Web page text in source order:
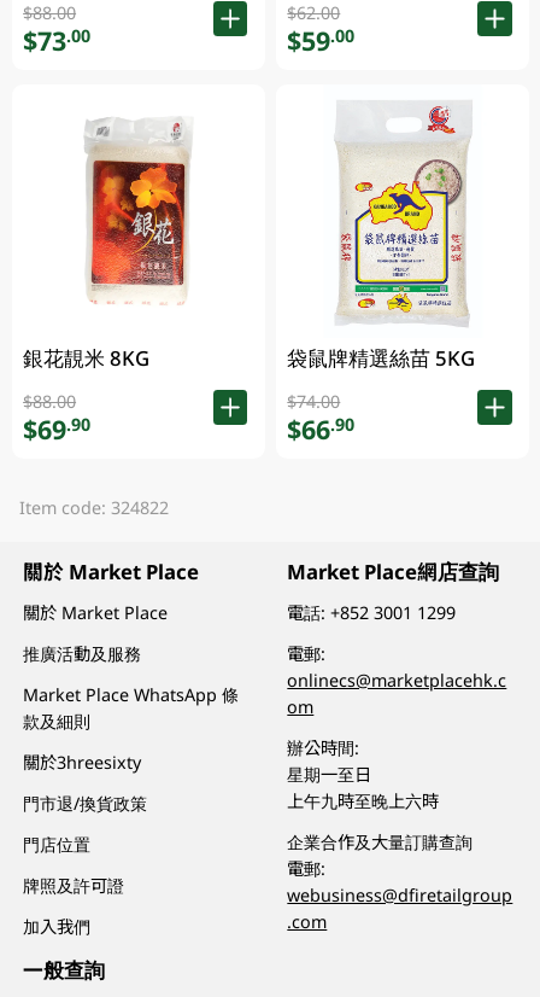
$88.00
$73.00
銀花靚米 8KG
$88.00
$69.90
$62.00
$59.00
袋鼠牌精選絲苗 5KG
$74.00
$66.90
Item code: 324822
關於 Market Place
關於 Market Place
推廣活動及服務
Market Place WhatsApp 條
款及細則
關於3hreesixty
門市退/換貨政策
門店位置
牌照及許可證
加入我們
一般查詢
Market Place網店查詢
電話:+852 3001 1299
電郵:
onlinecs@marketplacehk.c
om
辦公時間:
星期一至日
上午九時至晚上六時
企業合作及大量訂購查詢
電郵:
webusiness@dfiretailgroup
.com